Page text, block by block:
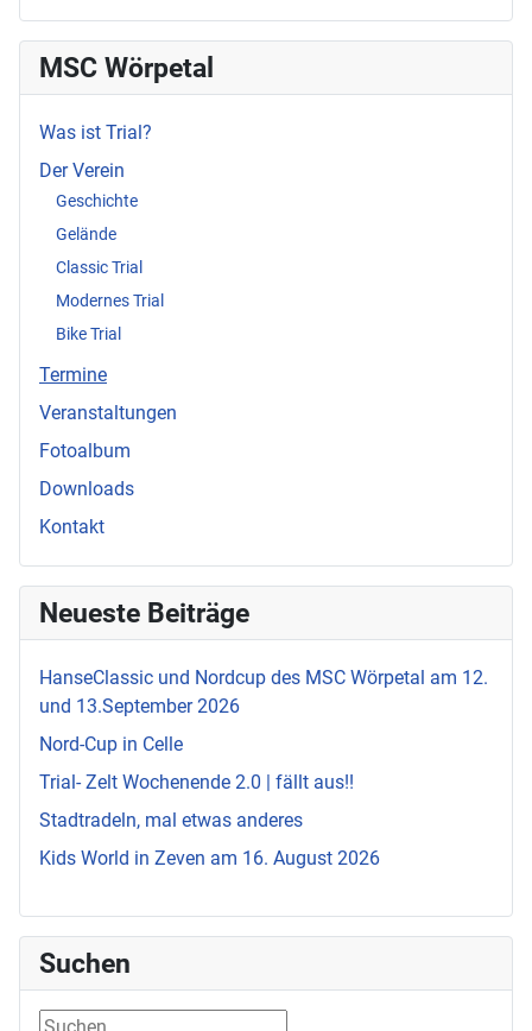
MSC Wörpetal
Was ist Trial?
Der Verein
Geschichte
Gelände
Classic Trial
Modernes Trial
Bike Trial
Termine
Veranstaltungen
Fotoalbum
Downloads
Kontakt
Neueste Beiträge
HanseClassic und Nordcup des MSC Wörpetal am 12.
und 13.September 2026
Nord-Cup in Celle
Trial- Zelt Wochenende 2.0 | fällt aus!!
Stadtradeln, mal etwas anderes
Kids World in Zeven am 16. August 2026
Suchen
Suchen ...